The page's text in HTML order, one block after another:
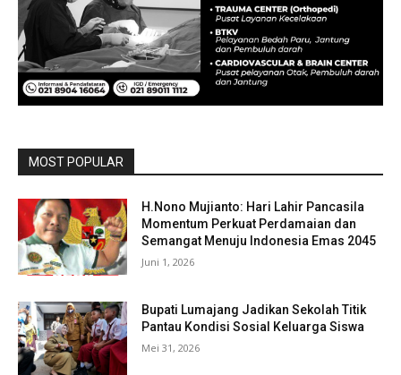
MOST POPULAR
H.Nono Mujianto: Hari Lahir Pancasila
Momentum Perkuat Perdamaian dan
Semangat Menuju Indonesia Emas 2045
Juni 1, 2026
Bupati Lumajang Jadikan Sekolah Titik
Pantau Kondisi Sosial Keluarga Siswa
Mei 31, 2026